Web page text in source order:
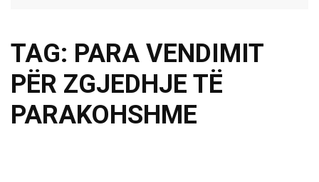
TAG: PARA VENDIMIT
PËR ZGJEDHJE TË
PARAKOHSHME